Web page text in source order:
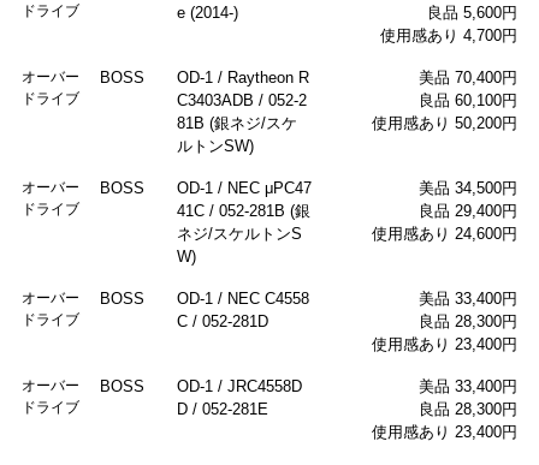
ドライブ e (2014-)
良品 5,600円
使用感あり 4,700円
オーバー
ドライブ
BOSS
OD-1 / Raytheon R
C3403ADB / 052-2
81B (銀ネジ/スケ
ルトンSW)
美品 70,400円
良品 60,100円
使用感あり 50,200円
オーバー
ドライブ
BOSS
OD-1 / NEC μPC47
41C / 052-281B (銀
ネジ/スケルトンS
W)
美品 34,500円
良品 29,400円
使用感あり 24,600円
オーバー
ドライブ
BOSS
OD-1 / NEC C4558
C / 052-281D
美品 33,400円
良品 28,300円
使用感あり 23,400円
オーバー
ドライブ
BOSS
OD-1 / JRC4558D
D / 052-281E
美品 33,400円
良品 28,300円
使用感あり 23,400円